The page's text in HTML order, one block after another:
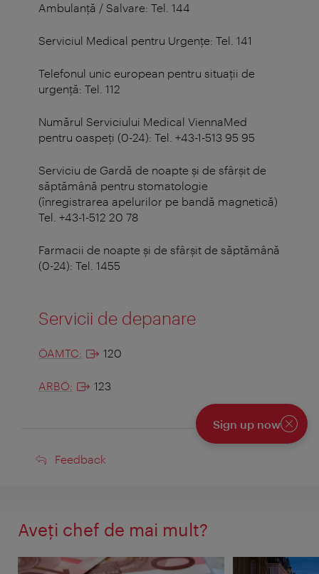
Ambulanţă / Salvare: Tel. 144
Serviciul Medical pentru Urgenţe: Tel. 141
Telefonul unic european pentru situaţii de
urgenţă: Tel. 112
Numărul Serviciului Medical ViennaMed
pentru oaspeţi (0-24): Tel. +43-1-513 95 95
Serviciu de Gardă de noapte şi de sfârşit de
săptămână pentru stomatologie
(înregistrarea apelurilor pe bandă magnetică)
Tel. +43-1-512 20 78
Farmacii de noapte şi de sfârşit de săptămână
(0-24): Tel. 1455
Servicii de depanare
ÖAMTC: 120
ARBÖ: 123
Feedback
Feedback
Sign up now
Aveţi chef de mai mult?